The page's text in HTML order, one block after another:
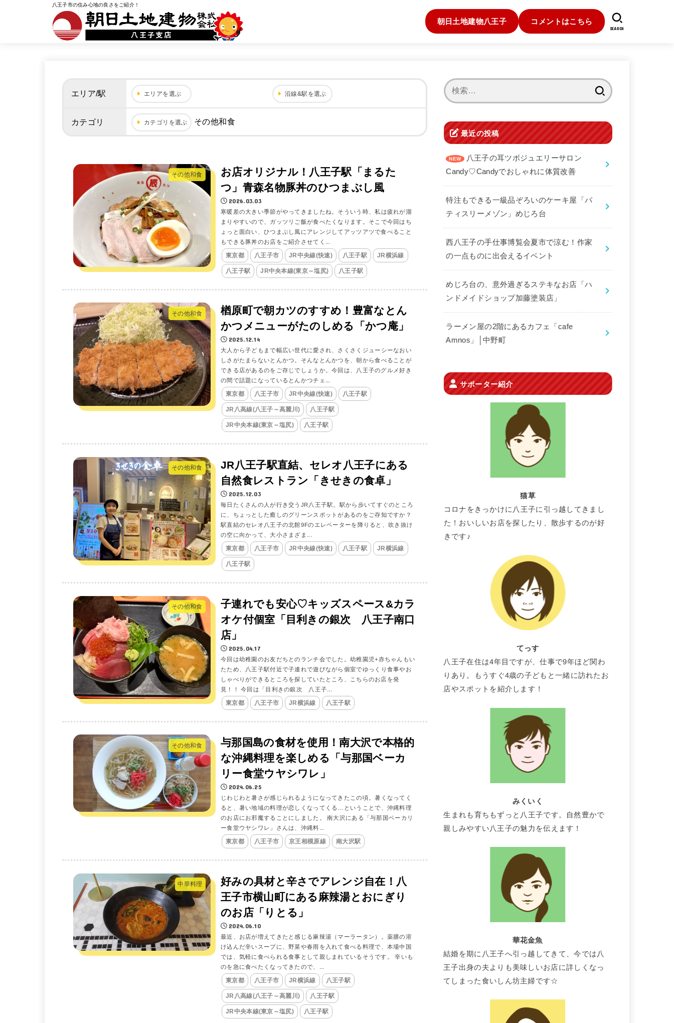
八王子市の住み心地の良さをご紹介！
朝日土地建物八王子 コメントはこちら
SEARCH
エリア/駅 エリアを選ぶ 沿線&駅を選ぶ
カテゴリ カテゴリを選ぶ その他和食
その他和食
お店オリジナル！八王子駅「まるた
つ」青森名物豚丼のひつまぶし風
2026.03.03
寒暖差の大きい季節がやってきましたね。そういう時、私は疲れが溜
まりやすいので、ガッツリご飯が食べたくなります。そこで今回はち
ょっと面白い、ひつまぶし風にアレンジしてアッツアツで食べること
もできる豚丼のお店をご紹介させてく...
東京都 八王子市 JR中央線(快速) 八王子駅 JR横浜線
八王子駅 JR中央本線(東京～塩尻) 八王子駅
その他和食
楢原町で朝カツのすすめ！豊富なとん
かつメニューがたのしめる「かつ庵」
2025.12.14
大人から子どもまで幅広い世代に愛され、さくさくジューシーなおい
しさがたまらないとんかつ。そんなとんかつを、朝から食べることが
できる店があるのをご存じでしょうか。今回は、八王子のグルメ好き
の間で話題になっているとんかつチェ...
東京都 八王子市 JR中央線(快速) 八王子駅
JR八高線(八王子～高麗川) 八王子駅
JR中央本線(東京～塩尻) 八王子駅
その他和食
JR八王子駅直結、セレオ八王子にある
自然食レストラン「きせきの食卓」
2025.12.03
毎日たくさんの人が行き交うJR八王子駅。駅から歩いてすぐのところ
に、ちょっとした癒しのグリーンスポットがあるのをご存知ですか？
駅直結のセレオ八王子の北館9Fのエレベーターを降りると、吹き抜け
の空に向かって、大小さまざま...
東京都 八王子市 JR中央線(快速) 八王子駅 JR横浜線
八王子駅
その他和食
子連れでも安心♡キッズスペース&カラ
オケ付個室「目利きの銀次 八王子南口
店」
2025.04.17
今回は幼稚園のお友だちとのランチ会でした。幼稚園児+赤ちゃんもい
たため、八王子駅付近で子連れで遊びながら個室でゆっくり食事やお
しゃべりができるところを探していたところ、こちらのお店を発
見！！ 今回は「目利きの銀次 八王子...
東京都 八王子市 JR横浜線 八王子駅
その他和食
与那国島の食材を使用！南大沢で本格的
な沖縄料理を楽しめる「与那国ベーカ
リー食堂ウヤシワレ」
2024.06.25
じわじわと暑さが感じられるようになってきたこの頃。暑くなってく
ると、暑い地域の料理が恋しくなってくる…ということで、沖縄料理
のお店にお邪魔することにしました。 南大沢にある「与那国ベーカリ
ー食堂ウヤシワレ」さんは、沖縄料...
東京都 八王子市 京王相模原線 南大沢駅
中華料理
好みの具材と辛さでアレンジ自在！八
王子市横山町にある麻辣湯とおにぎり
のお店「りとる」
2024.06.10
最近、お店が増えてきたと感じる麻辣湯（マーラータン）。薬膳の溶
け込んだ辛いスープに、野菜や春雨を入れて食べる料理で、本場中国
では、気軽に食べられる食事として親しまれているそうです。 辛いも
のを急に食べたくなってきたので、...
東京都 八王子市 JR横浜線 八王子駅
JR八高線(八王子～高麗川) 八王子駅
JR中央本線(東京～塩尻) 八王子駅
最近の投稿
八王子の耳ツボジュエリーサロン
Candy♡Candyでおしゃれに体質改善
特注もできる一級品ぞろいのケーキ屋「パ
ティスリーメゾン」めじろ台
西八王子の手仕事博覧会夏市で涼む！作家
の一点ものに出会えるイベント
めじろ台の、意外過ぎるステキなお店「ハ
ンドメイドショップ加藤塗装店」
ラーメン屋の2階にあるカフェ「cafe
Amnos」│中野町
サポーター紹介
猫草
コロナをきっかけに八王子に引っ越してきまし
た！おいしいお店を探したり、散歩するのが好
きです♪
てっす
八王子在住は4年目ですが、仕事で9年ほど関わ
りあり。もうすぐ4歳の子どもと一緒に訪れたお
店やスポットを紹介します！
みくいく
生まれも育ちもずっと八王子です。自然豊かで
親しみやすい八王子の魅力を伝えます！
華花金魚
結婚を期に八王子へ引っ越してきて、今では八
王子出身の夫よりも美味しいお店に詳しくなっ
てしまった食いしん坊主婦です☆